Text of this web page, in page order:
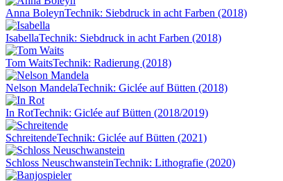
Anna BoleynTechnik: Siebdruck in acht Farben (2018)
IsabellaTechnik: Siebdruck in acht Farben (2018)
Tom WaitsTechnik: Radierung (2018)
Nelson MandelaTechnik: Giclée auf Bütten (2018)
In RotTechnik: Giclée auf Bütten (2018/2019)
SchreitendeTechnik: Giclée auf Bütten (2021)
Schloss NeuschwansteinTechnik: Lithografie (2020)